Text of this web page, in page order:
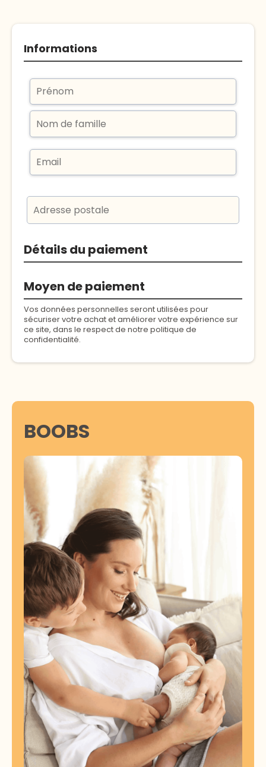
Informations
Détails du paiement
Moyen de paiement
Vos données personnelles seront utilisées pour
sécuriser votre achat et améliorer votre expérience sur
ce site, dans le respect de notre politique de
confidentialité.
BOOBS